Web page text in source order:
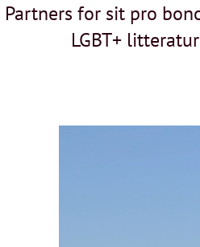
Partners for sit pro
LGBT+